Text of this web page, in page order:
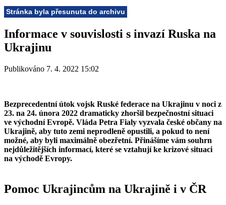
Stránka byla přesunuta do archivu
Informace v souvislosti s invazí Ruska na
Ukrajinu
Publikováno 7. 4. 2022 15:02
Bezprecedentní útok vojsk Ruské federace na Ukrajinu v noci z
23. na 24. února 2022 dramaticky zhoršil bezpečnostní situaci
ve východní Evropě. Vláda Petra Fialy vyzvala české občany na
Ukrajině, aby tuto zemi neprodleně opustili, a pokud to není
možné, aby byli maximálně obezřetní. Přinášíme vám souhrn
nejdůležitějších informací, které se vztahují ke krizové situaci
na východě Evropy.
Pomoc Ukrajincům na Ukrajině i v ČR